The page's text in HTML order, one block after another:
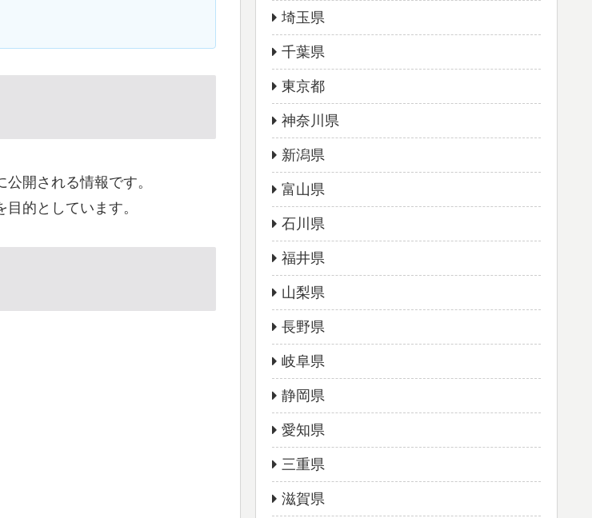
開される情報です。
的としています。
埼玉県
千葉県
東京都
神奈川県
新潟県
富山県
石川県
福井県
山梨県
長野県
岐阜県
静岡県
愛知県
三重県
滋賀県